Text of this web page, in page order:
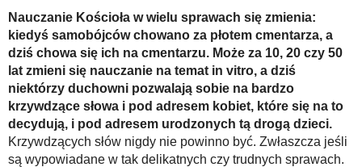
Nauczanie Kościoła w wielu sprawach się zmienia:
kiedyś samobójców chowano za płotem cmentarza, a
dziś chowa się ich na cmentarzu. Może za 10, 20 czy 50
lat zmieni się nauczanie na temat in vitro, a dziś
niektórzy duchowni pozwalają sobie na bardzo
krzywdzące słowa i pod adresem kobiet, które się na to
decydują, i pod adresem urodzonych tą drogą dzieci.
Krzywdzących słów nigdy nie powinno być. Zwłaszcza jeśli
są wypowiadane w tak delikatnych czy trudnych sprawach.